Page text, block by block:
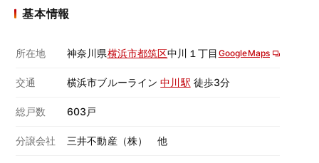
基本情報
所在地 神奈川県横浜市都筑区中川１丁目 GoogleMaps
交通 横浜市ブルーライン中川駅 徒歩3分
総戸数 603戸
分譲会社 三井不動産（株） 他